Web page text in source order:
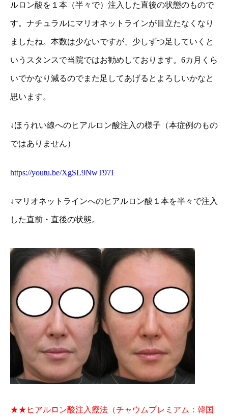
ルロン酸を１本（半々で）注入した直後の状態のもので
す。ナチュラルにマリオネットラインが目立たなくなり
ましたね。本数は少ないですが、少しずつ足していくと
いうスタンスで当院ではお勧めしております。6カ月くら
いでかなり減るのでまた足してあげるとよろしいかなと
思います。
↓ほうれい線へのヒアルロン酸注入の様子（本症例のもの
ではありません）
https://youtu.be/XgSL9NwT97I
↓マリオネットラインへのヒアルロン酸１本を半々で注入
した直前・直後の状態。
★★ヒアルロン酸注入療法（チャウムプレミアム：韓国